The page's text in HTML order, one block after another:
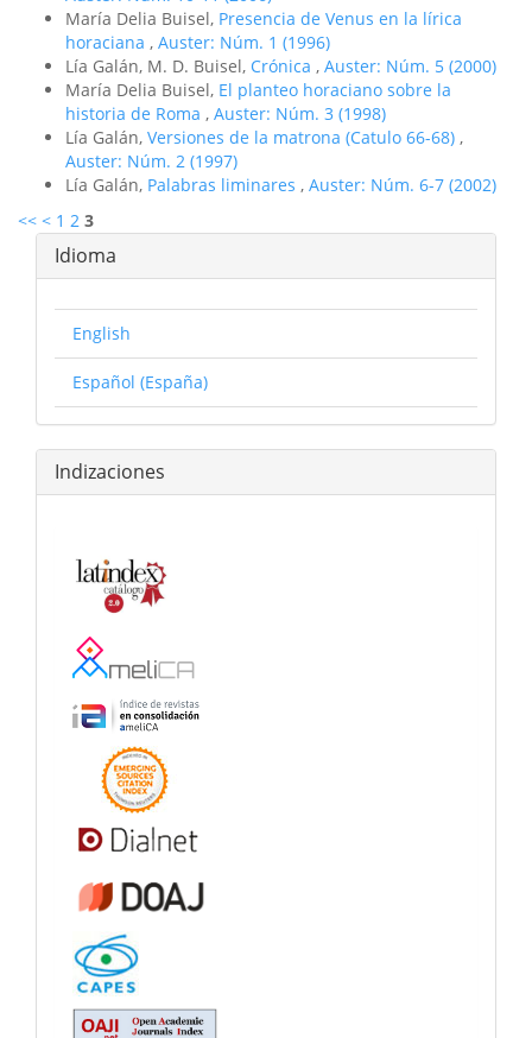
María Delia Buisel, Presencia de Venus en la lí­rica
horaciana , Auster: Núm. 1 (1996)
Lía Galán, M. D. Buisel, Crónica , Auster: Núm. 5 (2000)
María Delia Buisel, El planteo horaciano sobre la
historia de Roma , Auster: Núm. 3 (1998)
Lía Galán, Versiones de la matrona (Catulo 66-68) ,
Auster: Núm. 2 (1997)
Lía Galán, Palabras liminares , Auster: Núm. 6-7 (2002)
<< < 1 2 3
Idioma
English
Español (España)
Indizaciones